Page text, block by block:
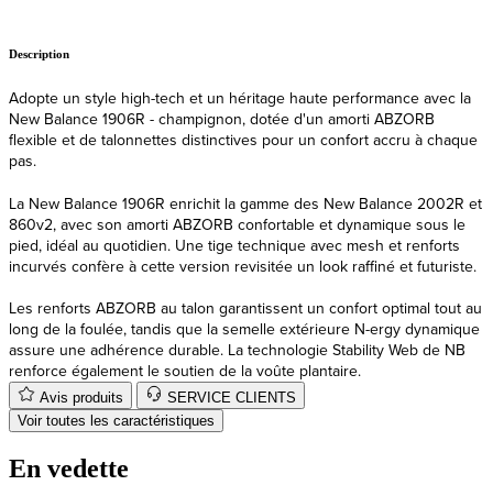
Description
Adopte un style high-tech et un héritage haute performance avec la
New Balance 1906R - champignon, dotée d'un amorti ABZORB
flexible et de talonnettes distinctives pour un confort accru à chaque
pas.
La New Balance 1906R enrichit la gamme des New Balance 2002R et
860v2, avec son amorti ABZORB confortable et dynamique sous le
pied, idéal au quotidien. Une tige technique avec mesh et renforts
incurvés confère à cette version revisitée un look raffiné et futuriste.
Les renforts ABZORB au talon garantissent un confort optimal tout au
long de la foulée, tandis que la semelle extérieure N-ergy dynamique
assure une adhérence durable. La technologie Stability Web de NB
renforce également le soutien de la voûte plantaire.
Avis produits
SERVICE CLIENTS
Voir toutes les caractéristiques
En vedette